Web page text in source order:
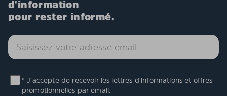
d'information
pour rester informé.
* J'accepte de recevoir les lettres d'informations et offres
promotionnelles par email.